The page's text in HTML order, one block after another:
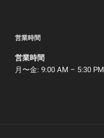
営業時間
営業時間
月〜金: 9:00 AM – 5:30 PM